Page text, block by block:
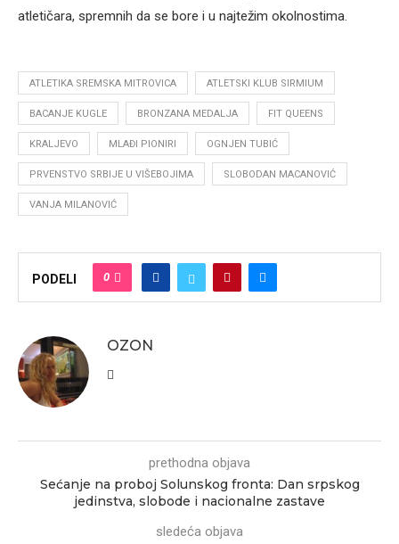
atletičara, spremnih da se bore i u najtežim okolnostima.
ATLETIKA SREMSKA MITROVICA ATLETSKI KLUB SIRMIUM
BACANJE KUGLE BRONZANA MEDALJA FIT QUEENS
KRALJEVO MLAĐI PIONIRI OGNJEN TUBIĆ
PRVENSTVO SRBIJE U VIŠEBOJIMA SLOBODAN MACANOVIĆ
VANJA MILANOVIĆ
PODELI 0
OZON
prethodna objava
Sećanje na proboj Solunskog fronta: Dan srpskog
jedinstva, slobode i nacionalne zastave
sledeća objava